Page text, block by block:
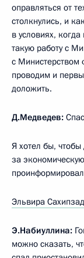
оправляться от
столкнулись, и
в условиях,
такую работу с
с Министерством
проводим и
доложить.
Д.Медведев:
Я хотел бы, чтобы
за
Эльвира
Э.Набиуллина:
можно сказать,